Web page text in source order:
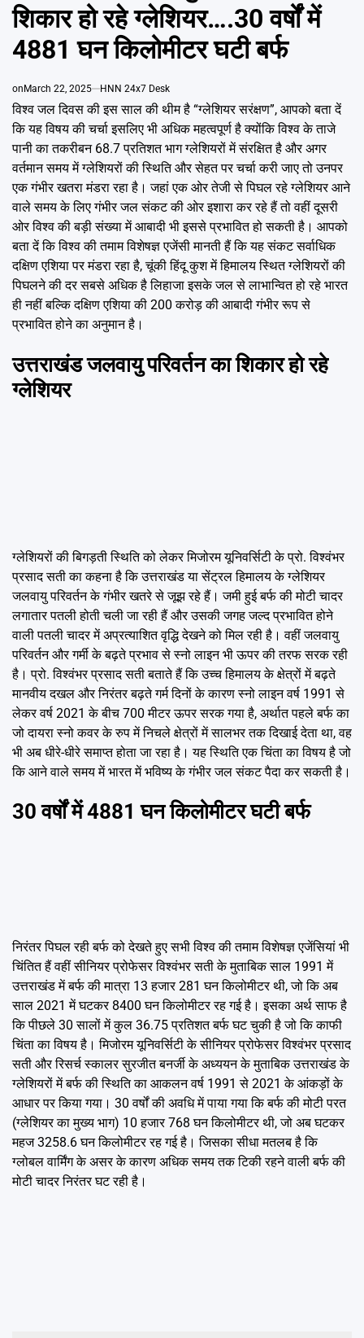
शिकार हो रहे ग्लेशियर….30 वर्षों में
4881 घन किलोमीटर घटी बर्फ
on March 22, 2025 HNN 24x7 Desk
विश्व जल दिवस की इस साल की थीम है “ग्लेशियर सरंक्षण”, आपको बता दें
कि यह विषय की चर्चा इसलिए भी अधिक महत्वपूर्ण है क्योंकि विश्व के ताजे
पानी का तकरीबन 68.7 प्रतिशत भाग ग्लेशियरों में संरक्षित है और अगर
वर्तमान समय में ग्लेशियरों की स्थिति और सेहत पर चर्चा करी जाए तो उनपर
एक गंभीर खतरा मंडरा रहा है। जहां एक ओर तेजी से पिघल रहे ग्लेशियर आने
वाले समय के लिए गंभीर जल संकट की ओर इशारा कर रहे हैं तो वहीं दूसरी
ओर विश्व की बड़ी संख्या में आबादी भी इससे प्रभावित हो सकती है। आपको
बता दें कि विश्व की तमाम विशेषज्ञ एजेंसी मानती हैं कि यह संकट सर्वाधिक
दक्षिण एशिया पर मंडरा रहा है, चूंकी हिंदू कुश में हिमालय स्थित ग्लेशियरों की
पिघलने की दर सबसे अधिक है लिहाजा इसके जल से लाभान्वित हो रहे भारत
ही नहीं बल्कि दक्षिण एशिया की 200 करोड़ की आबादी गंभीर रूप से
प्रभावित होने का अनुमान है।
उत्तराखंड जलवायु परिवर्तन का शिकार हो रहे
ग्लेशियर
ग्लेशियरों की बिगड़ती स्थिति को लेकर मिजोरम यूनिवर्सिटी के प्रो. विश्वंभर
प्रसाद सती का कहना है कि उत्तराखंड या सेंट्रल हिमालय के ग्लेशियर
जलवायु परिवर्तन के गंभीर खतरे से जूझ रहे हैं। जमी हुई बर्फ की मोटी चादर
लगातार पतली होती चली जा रही हैं और उसकी जगह जल्द प्रभावित होने
वाली पतली चादर में अप्रत्याशित वृद्धि देखने को मिल रही है। वहीं जलवायु
परिवर्तन और गर्मी के बढ़ते प्रभाव से स्नो लाइन भी ऊपर की तरफ सरक रही
है। प्रो. विश्वंभर प्रसाद सती बताते हैं कि उच्च हिमालय के क्षेत्रों में बढ़ते
मानवीय दखल और निरंतर बढ़ते गर्म दिनों के कारण स्नो लाइन वर्ष 1991 से
लेकर वर्ष 2021 के बीच 700 मीटर ऊपर सरक गया है, अर्थात पहले बर्फ का
जो दायरा स्नो कवर के रुप में निचले क्षेत्रों में सालभर तक दिखाई देता था, वह
भी अब धीरे-धीरे समाप्त होता जा रहा है। यह स्थिति एक चिंता का विषय है जो
कि आने वाले समय में भारत में भविष्य के गंभीर जल संकट पैदा कर सकती है।
30 वर्षों में 4881 घन किलोमीटर घटी बर्फ
निरंतर पिघल रही बर्फ को देखते हुए सभी विश्व की तमाम विशेषज्ञ एजेंसियां भी
चिंतित हैं वहीं सीनियर प्रोफेसर विश्वंभर सती के मुताबिक साल 1991 में
उत्तराखंड में बर्फ की मात्रा 13 हजार 281 घन किलोमीटर थी, जो कि अब
साल 2021 में घटकर 8400 घन किलोमीटर रह गई है। इसका अर्थ साफ है
कि पीछले 30 सालों में कुल 36.75 प्रतिशत बर्फ घट चुकी है जो कि काफी
चिंता का विषय है। मिजोरम यूनिवर्सिटी के सीनियर प्रोफेसर विश्वंभर प्रसाद
सती और रिसर्च स्कालर सुरजीत बनर्जी के अध्ययन के मुताबिक उत्तराखंड के
ग्लेशियरों में बर्फ की स्थिति का आकलन वर्ष 1991 से 2021 के आंकड़ों के
आधार पर किया गया। 30 वर्षों की अवधि में पाया गया कि बर्फ की मोटी परत
(ग्लेशियर का मुख्य भाग) 10 हजार 768 घन किलोमीटर थी, जो अब घटकर
महज 3258.6 घन किलोमीटर रह गई है। जिसका सीधा मतलब है कि
ग्लोबल वार्मिंग के असर के कारण अधिक समय तक टिकी रहने वाली बर्फ की
मोटी चादर निरंतर घट रही है।